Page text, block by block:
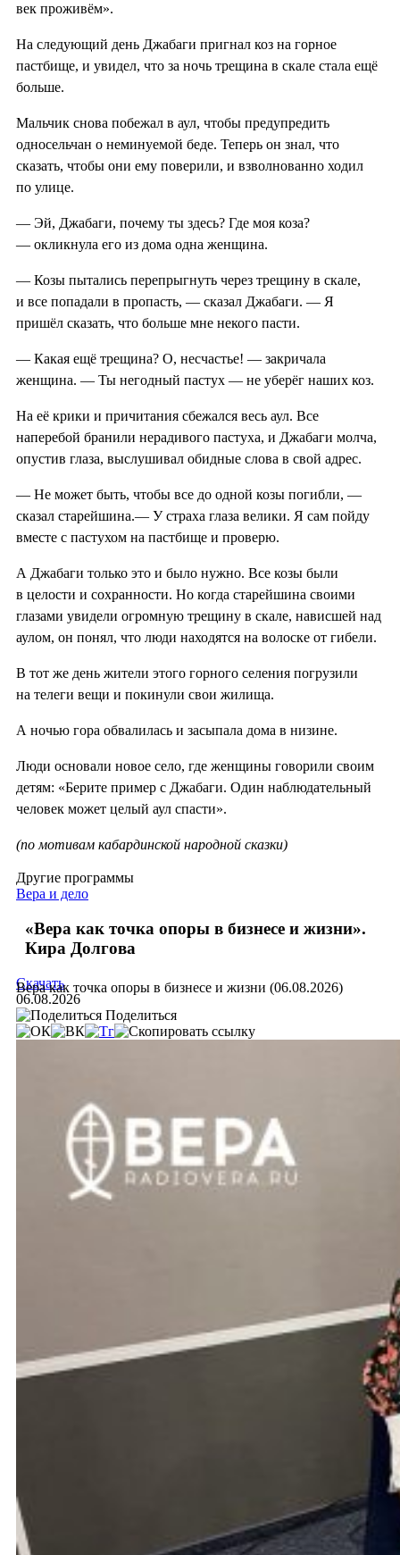
век проживём».
На следующий день Джабаги пригнал коз на горное
пастбище, и увидел, что за ночь трещина в скале стала ещё
больше.
Мальчик снова побежал в аул, чтобы предупредить
односельчан о неминуемой беде. Теперь он знал, что
сказать, чтобы они ему поверили, и взволнованно ходил
по улице.
— Эй, Джабаги, почему ты здесь? Где моя коза?
— окликнула его из дома одна женщина.
— Козы пытались перепрыгнуть через трещину в скале,
и все попадали в пропасть, — сказал Джабаги. — Я
пришёл сказать, что больше мне некого пасти.
— Какая ещё трещина? О, несчастье! — закричала
женщина. — Ты негодный пастух — не уберёг наших коз.
На её крики и причитания сбежался весь аул. Все
наперебой бранили нерадивого пастуха, и Джабаги молча,
опустив глаза, выслушивал обидные слова в свой адрес.
— Не может быть, чтобы все до одной козы погибли, —
сказал старейшина.— У страха глаза велики. Я сам пойду
вместе с пастухом на пастбище и проверю.
А Джабаги только это и было нужно. Все козы были
в целости и сохранности. Но когда старейшина своими
глазами увидели огромную трещину в скале, нависшей над
аулом, он понял, что люди находятся на волоске от гибели.
В тот же день жители этого горного селения погрузили
на телеги вещи и покинули свои жилища.
А ночью гора обвалилась и засыпала дома в низине.
Люди основали новое село, где женщины говорили своим
детям: «Берите пример с Джабаги. Один наблюдательный
человек может целый аул спасти».
(по мотивам кабардинской народной сказки)
Другие программы
Вера и дело
«Вера как точка опоры в бизнесе и жизни».
Кира Долгова
Вера как точка опоры в бизнесе и жизни (06.08.2026)
Скачать
06.08.2026
Поделиться